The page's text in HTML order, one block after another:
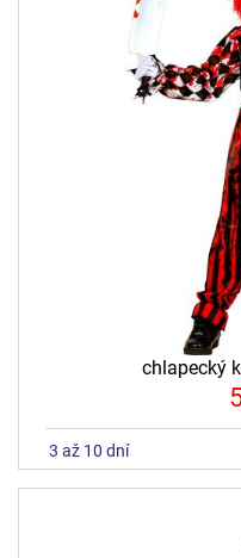
chlapecký
3 až 10 dní